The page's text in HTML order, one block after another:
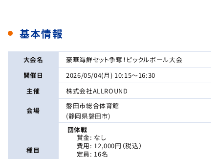
基本情報
大会名
豪華海鮮セット争奪！ピックルボール大会
開催日
2026/05/04(月) 10:15〜16:30
主催
株式会社ALLROUND
会場
磐田市総合体育館
(静岡県磐田市)
種目
団体戦
賞金: なし
費用: 12,000円（税込）
定員: 16名